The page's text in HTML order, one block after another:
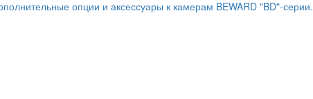
опции и аксессуары к камерам BEWARD "BD"-серии.